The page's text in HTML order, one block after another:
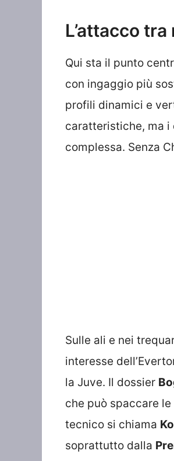
L’attacco
Qui sta il punto
con ingaggio più
profili dinamici e
caratteristiche, ma
complessa. Senza
Sulle ali e nei
interesse
la Juve. Il dossier
che può spaccare
tecnico si chiama
soprattutto dalla